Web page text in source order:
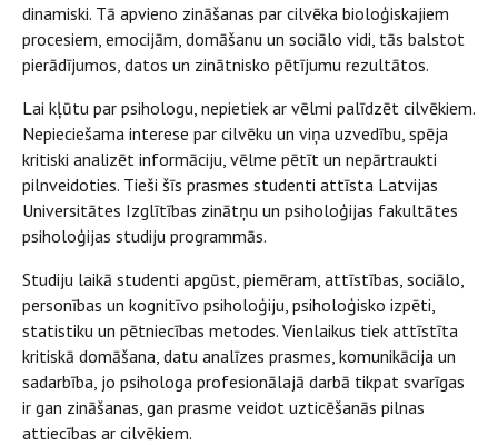
dinamiski. Tā apvieno zināšanas par cilvēka bioloģiskajiem
procesiem, emocijām, domāšanu un sociālo vidi, tās balstot
pierādījumos, datos un zinātnisko pētījumu rezultātos.
Lai kļūtu par psihologu, nepietiek ar vēlmi palīdzēt cilvēkiem.
Nepieciešama interese par cilvēku un viņa uzvedību, spēja
kritiski analizēt informāciju, vēlme pētīt un nepārtraukti
pilnveidoties. Tieši šīs prasmes studenti attīsta Latvijas
Universitātes Izglītības zinātņu un psiholoģijas fakultātes
psiholoģijas studiju programmās.
Studiju laikā studenti apgūst, piemēram, attīstības, sociālo,
personības un kognitīvo psiholoģiju, psiholoģisko izpēti,
statistiku un pētniecības metodes. Vienlaikus tiek attīstīta
kritiskā domāšana, datu analīzes prasmes, komunikācija un
sadarbība, jo psihologa profesionālajā darbā tikpat svarīgas
ir gan zināšanas, gan prasme veidot uzticēšanās pilnas
attiecības ar cilvēkiem.